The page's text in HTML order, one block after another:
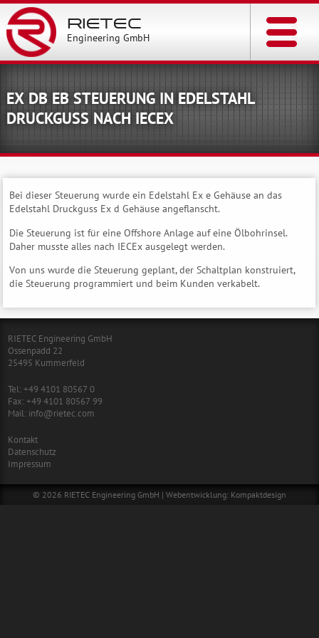
RIETEC
Engineering GmbH
EX DB EB STEUERUNG IN EDELSTAHL
DRUCKGUSS NACH IECEX
Bei dieser Steuerung wurde ein Edelstahl Ex e Gehäuse an das
Edelstahl Druckguss Ex d Gehäuse angeflanscht.
Die Steuerung ist für eine Offshore Anlage auf eine Ölbohrinsel.
Daher musste alles nach IECEx ausgelegt werden.
Von uns wurde die Steuerung geplant, der Schaltplan konstruiert,
die Steuerung programmiert und beim Kunden verkabelt.
RIETEC Engineering GmbH
Ossenpadd 22
25495 Kummerfeld
Tel:+49 4101 80567 0
Fax:+49 4101 80567 99
Mail: info@rietec.com
Kontakt
Datenschutz
Impressum
© 2026 RIETEC Engineering GmbH | Webentwicklung: Kompaktdesign